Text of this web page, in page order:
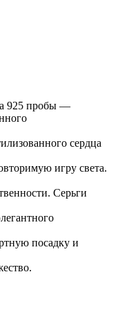
925 пробы —
сердца
игру света.
Серьги
посадку и